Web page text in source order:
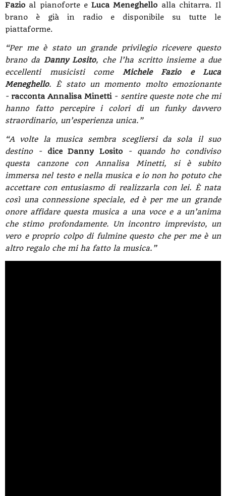
Fazio al pianoforte e Luca Meneghello alla chitarra. Il
brano è già in radio e disponibile su tutte le
piattaforme.
“Per me è stato un grande privilegio ricevere questo
brano da Danny Losito, che l’ha scritto insieme a due
eccellenti musicisti come Michele Fazio e Luca
Meneghello. È stato un momento molto emozionante
- racconta Annalisa Minetti- sentire queste note che mi
hanno fatto percepire i colori di un funky davvero
straordinario, un’esperienza unica.”
“A volte la musica sembra scegliersi da sola il suo
destino - dice Danny Losito - quando ho condiviso
questa canzone con Annalisa Minetti, si è subito
immersa nel testo e nella musica e io non ho potuto che
accettare con entusiasmo di realizzarla con lei. È nata
così una connessione speciale, ed è per me un grande
onore affidare questa musica a una voce e a un’anima
che stimo profondamente. Un incontro imprevisto, un
vero e proprio colpo di fulmine questo che per me è un
altro regalo che mi ha fatto la musica.”